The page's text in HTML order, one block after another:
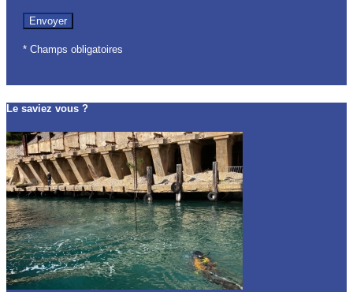
* Champs obligatoires
Le saviez vous ?